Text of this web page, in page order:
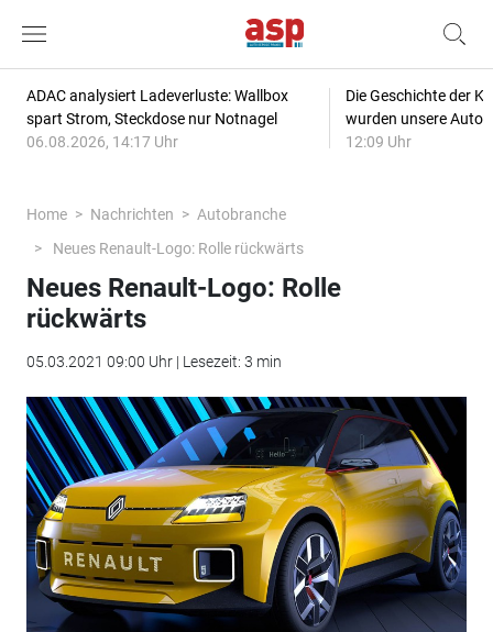
ADAC analysiert Ladeverluste: Wallbox
spart Strom, Steckdose nur Notnagel
06.08.2026, 14:17 Uhr
Die Geschichte der
wurden unsere
12:09 Uhr
Home Nachrichten
Autobranche
Neues Renault-Logo: Rolle rückwärts
Neues Renault-Logo: Rolle
rückwärts
05.03.2021 09:00 Uhr | Lesezeit: 3 min